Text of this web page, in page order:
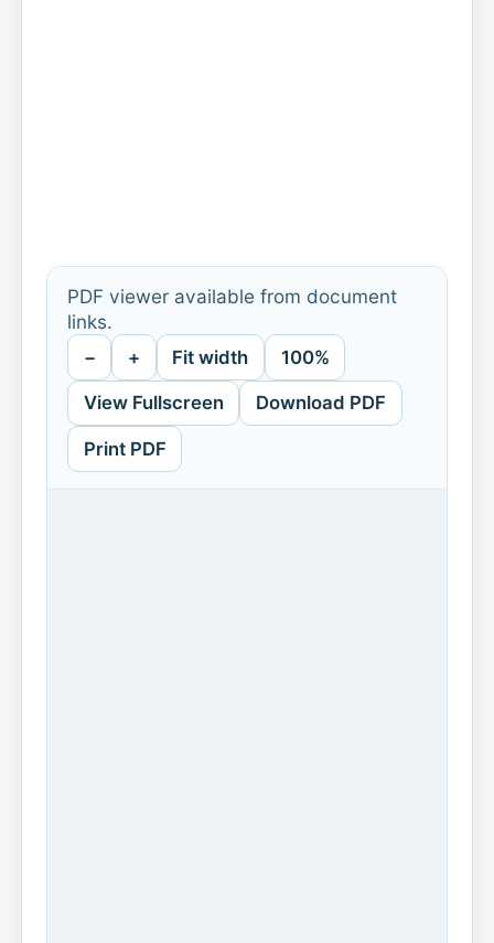
PDF viewer available from document
links.
− + Fit width 100%
View Fullscreen Download PDF
Print PDF